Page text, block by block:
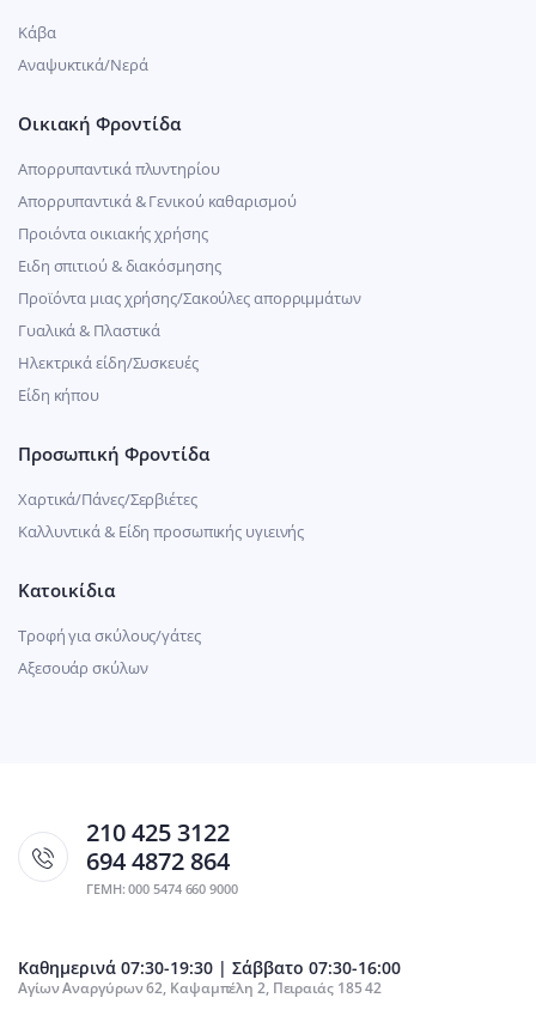
Κάβα
Αναψυκτικά/Νερά
Οικιακή Φροντίδα
Απορρυπαντικά πλυντηρίου
Απορρυπαντικά & Γενικού καθαρισμού
Προιόντα οικιακής χρήσης
Ειδη σπιτιού & διακόσμησης
Προϊόντα μιας χρήσης/Σακούλες απορριμμάτων
Γυαλικά & Πλαστικά
Ηλεκτρικά είδη/Συσκευές
Είδη κήπου
Προσωπική Φροντίδα
Χαρτικά/Πάνες/Σερβιέτες
Καλλυντικά & Είδη προσωπικής υγιεινής
Κατοικίδια
Τροφή για σκύλους/γάτες
Αξεσουάρ σκύλων
210 425 3122
694 4872 864
ΓΕΜΗ: 000 5474 660 9000
Καθημερινά 07:30-19:30 | Σάββατο 07:30-16:00
Αγίων Αναργύρων 62, Καψαμπέλη 2, Πειραιάς 185 42